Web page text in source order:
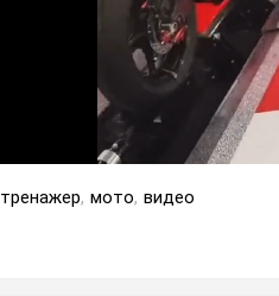
тренажер, мото, видео